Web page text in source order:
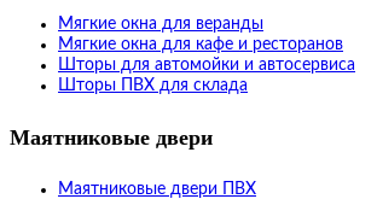
Мягкие окна для веранды
Мягкие окна для кафе и ресторанов
Шторы для автомойки и автосервиса
Шторы ПВХ для склада
Маятниковые двери
Маятниковые двери ПВХ